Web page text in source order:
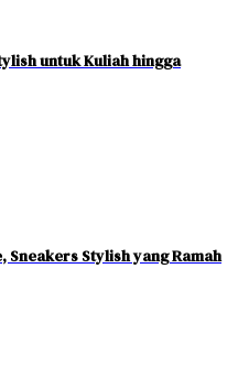
untuk Kuliah hingga
Stylish yang Ramah